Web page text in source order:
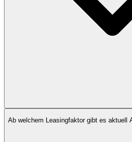
Ab welchem Leasingfaktor gibt es aktuell